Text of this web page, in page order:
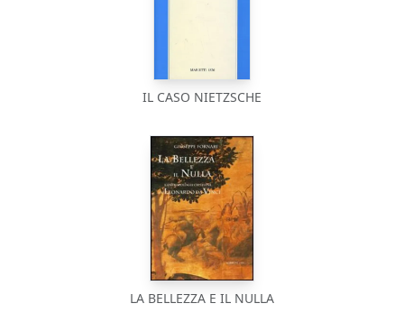
IL CASO NIETZSCHE
LA BELLEZZA E IL NULLA